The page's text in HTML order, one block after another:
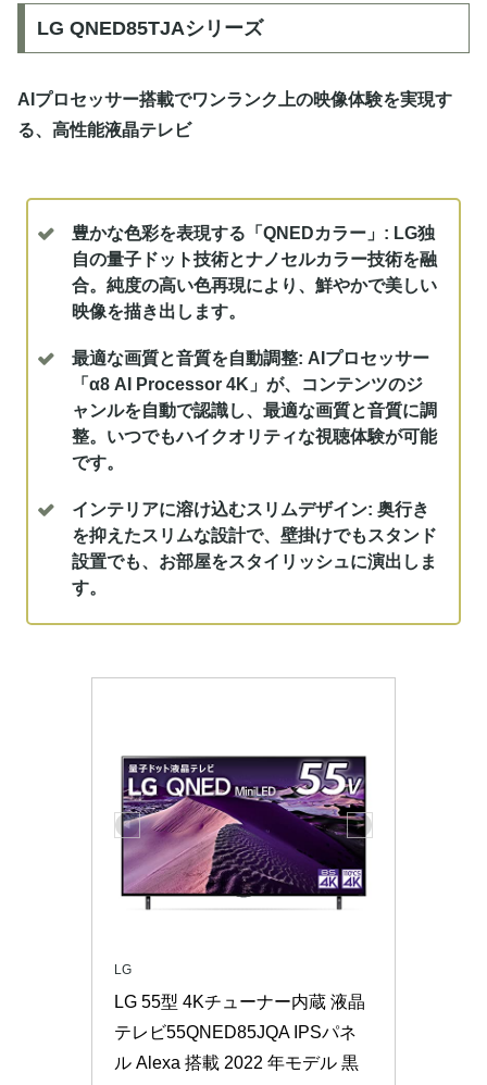
LG QNED85TJAシリーズ
AIプロセッサー搭載でワンランク上の映像体験を実現す
る、高性能液晶テレビ
豊かな色彩を表現する「QNEDカラー」: LG独
自の量子ドット技術とナノセルカラー技術を融
合。純度の高い色再現により、鮮やかで美しい
映像を描き出します。
最適な画質と音質を自動調整: AIプロセッサー
「α8 AI Processor 4K」が、コンテンツのジ
ャンルを自動で認識し、最適な画質と音質に調
整。いつでもハイクオリティな視聴体験が可能
です。
インテリアに溶け込むスリムデザイン: 奥行き
を抑えたスリムな設計で、壁掛けでもスタンド
設置でも、お部屋をスタイリッシュに演出しま
す。
LG
LG 55型 4Kチューナー内蔵 液晶
テレビ55QNED85JQA IPSパネ
ル Alexa 搭載 2022 年モデル 黒